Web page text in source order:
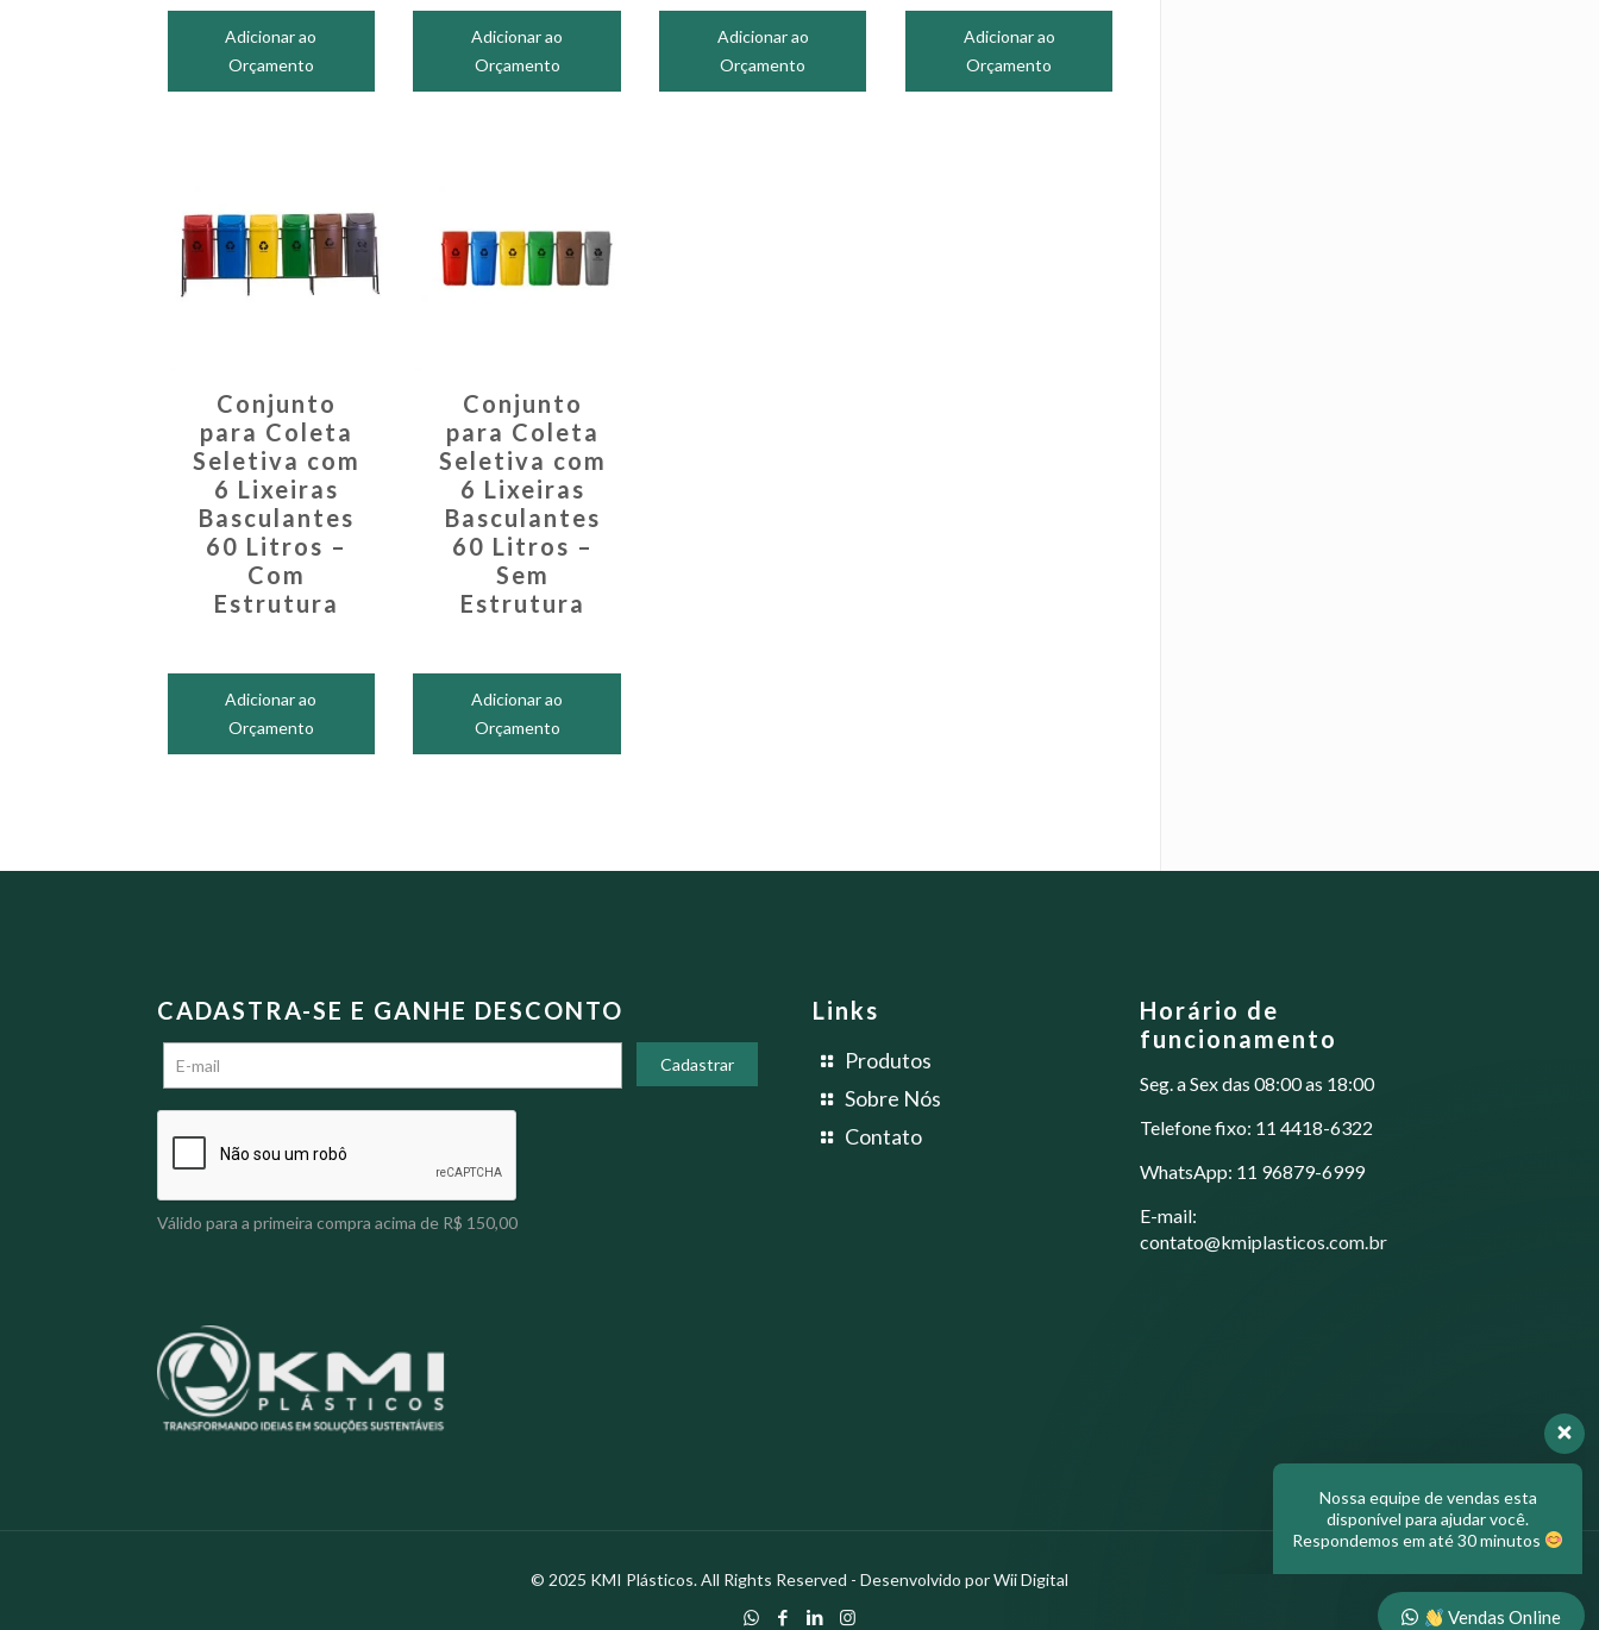
Adicionar ao
Orçamento
Adicionar ao
Orçamento
Adicionar ao
Orçamento
Adicionar ao
Orçamento
Conjunto
para Coleta
Seletiva com
6 Lixeiras
Basculantes
60 Litros –
Com
Estrutura
Adicionar ao
Orçamento
Conjunto
para Coleta
Seletiva com
6 Lixeiras
Basculantes
60 Litros –
Sem
Estrutura
Adicionar ao
Orçamento
CADASTRA-SE E GANHE DESCONTO
Válido para a primeira compra acima de R$ 150,00
Links
Produtos
Sobre Nós
Contato
Horário de
funcionamento
Seg. a Sex das 08:00 as 18:00
Telefone fixo: 11 4418-6322
WhatsApp: 11 96879-6999
E-mail:
contato@kmiplasticos.com.br
© 2025 KMI Plásticos. All Rights Reserved - Desenvolvido porWii Digital
Olá, em que posso ajudar?
Vendas Online